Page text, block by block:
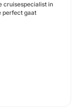
cruisespecialist in
perfect gaat